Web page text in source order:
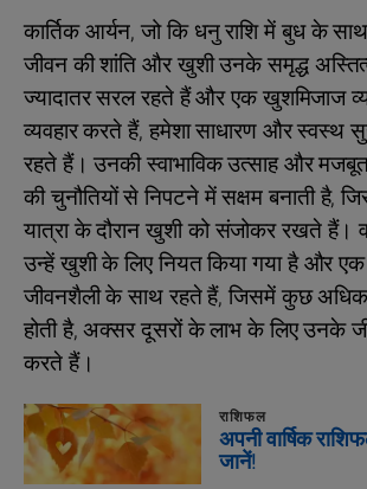
कार्तिक आर्यन, जो कि धनु राशि में बुध के
जीवन की शांति और खुशी उनके समृद्ध
ज्यादातर सरल रहते हैं और एक खुशमिजाज
व्यवहार करते हैं, हमेशा साधारण और स्वस्थ
रहते हैं। उनकी स्वाभाविक उत्साह और
की चुनौतियों से निपटने में सक्षम बनाती है,
यात्रा के दौरान खुशी को संजोकर रखते हैं।
उन्हें खुशी के लिए नियत किया गया है और
जीवनशैली के साथ रहते हैं, जिसमें कुछ
होती है, अक्सर दूसरों के लाभ के लिए उनके
करते हैं।
राशिफल
अपनी वार्षिक
जानें!